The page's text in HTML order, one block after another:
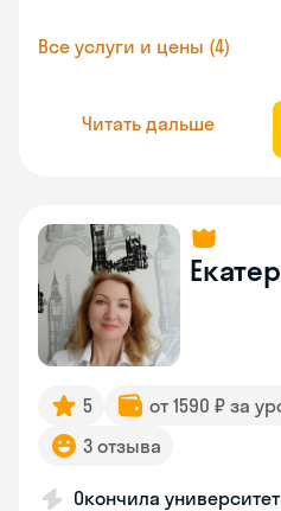
Все услуги и цены (4)
Читать дальше
5 от 1590 ₽ за
3 отзыва
Окончила